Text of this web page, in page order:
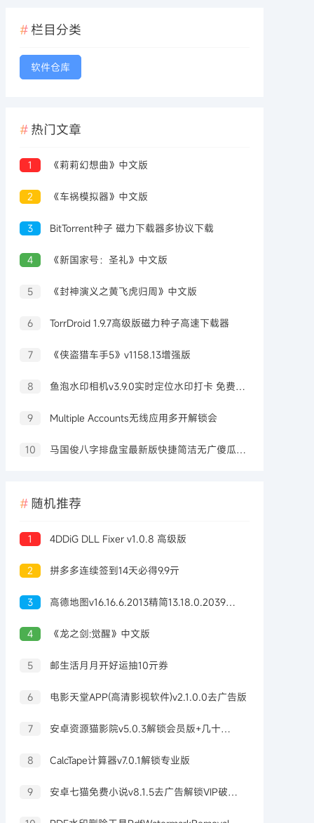
栏目分类
软件仓库
热门文章
1 《莉莉幻想曲》中文版
2 《车祸模拟器》中文版
3 BitTorrent种子 磁力下载器多协议下载
4 《新国家号：圣礼》中文版
5 《封神演义之黄飞虎归周》中文版
6 TorrDroid 1.9.7高级版磁力种子高速下载器
7 《侠盗猎车手5》v1158.13增强版
8 鱼泡水印相机v3.9.0实时定位水印打卡 免费无广告
9 Multiple Accounts无线应用多开解锁会
10 马国俊八字排盘宝最新版快捷简洁无广傻瓜操作
随机推荐
1 4DDiG DLL Fixer v1.0.8 高级版
2 拼多多连续签到14天必得9.9亓
3 高德地图v16.16.6.2013精简13.18.0.2039正式版
4 《龙之剑:觉醒》中文版
5 邮生活月月开好运抽10亓券
6 电影天堂APP(高清影视软件)v2.1.0.0去广告版
7 安卓资源猫影院v5.0.3解锁会员版+几十个视频源
8 CalcTape计算器v7.0.1解锁专业版
9 安卓七猫免费小说v8.1.5去广告解锁VIP破解版